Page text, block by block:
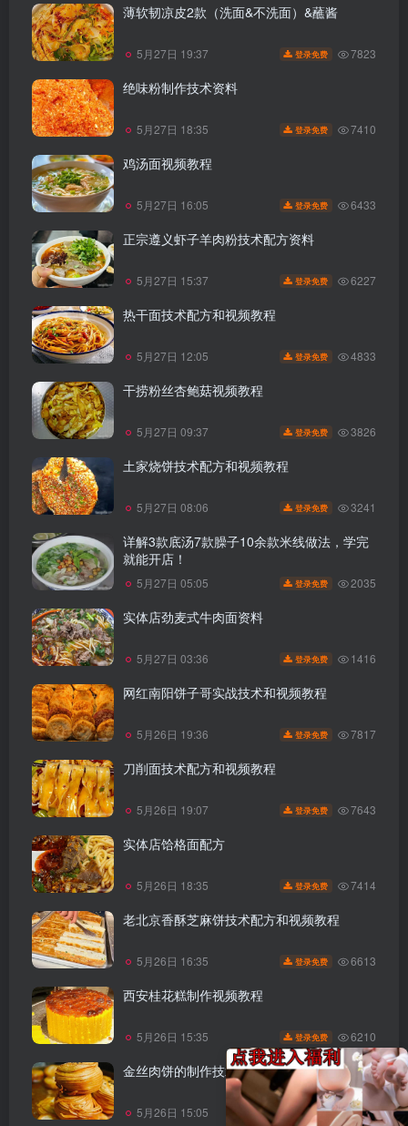
薄软韧凉皮2款（洗面&不洗面）&蘸酱
5月27日 19:37 登录免费 7823
绝味粉制作技术资料
5月27日 18:35 登录免费 7410
鸡汤面视频教程
5月27日 16:05 登录免费 6433
正宗遵义虾子羊肉粉技术配方资料
5月27日 15:37 登录免费 6227
热干面技术配方和视频教程
5月27日 12:05 登录免费 4833
干捞粉丝杏鲍菇视频教程
5月27日 09:37 登录免费 3826
土家烧饼技术配方和视频教程
5月27日 08:06 登录免费 3241
详解3款底汤7款臊子10余款米线做法，学完
就能开店！
5月27日 05:05 登录免费 2035
实体店劲麦式牛肉面资料
5月27日 03:36 登录免费 1416
网红南阳饼子哥实战技术和视频教程
5月26日 19:36 登录免费 7817
刀削面技术配方和视频教程
5月26日 19:07 登录免费 7643
实体店饸格面配方
5月26日 18:35 登录免费 7414
老北京香酥芝麻饼技术配方和视频教程
5月26日 16:35 登录免费 6613
西安桂花糕制作视频教程
5月26日 15:35 登录免费 6210
金丝肉饼的制作技术视频
5月26日 15:05 登录免费 6034